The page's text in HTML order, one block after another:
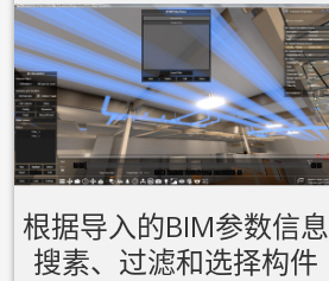
根据导入的BIM参数信息
搜素、过滤和选择构件